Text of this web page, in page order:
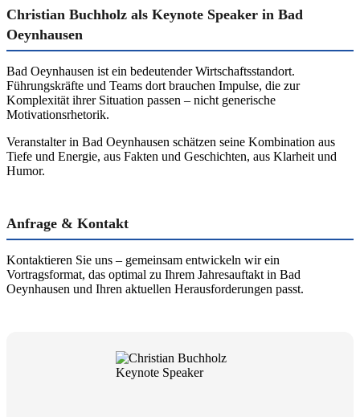
Christian Buchholz als Keynote Speaker in Bad
Oeynhausen
Bad Oeynhausen ist ein bedeutender Wirtschaftsstandort.
Führungskräfte und Teams dort brauchen Impulse, die zur
Komplexität ihrer Situation passen – nicht generische
Motivationsrhetorik.
Veranstalter in Bad Oeynhausen schätzen seine Kombination aus
Tiefe und Energie, aus Fakten und Geschichten, aus Klarheit und
Humor.
Anfrage & Kontakt
Kontaktieren Sie uns – gemeinsam entwickeln wir ein
Vortragsformat, das optimal zu Ihrem Jahresauftakt in Bad
Oeynhausen und Ihren aktuellen Herausforderungen passt.